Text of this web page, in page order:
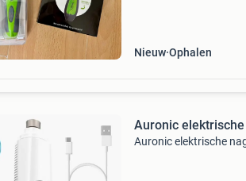
Nieuw Ophalen
Auronic
Auronic elektrische